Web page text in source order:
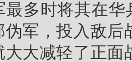
最多时将其在
伪军，投入敌
大大减轻了正面